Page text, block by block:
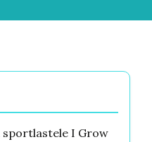
sportlastele I Grow